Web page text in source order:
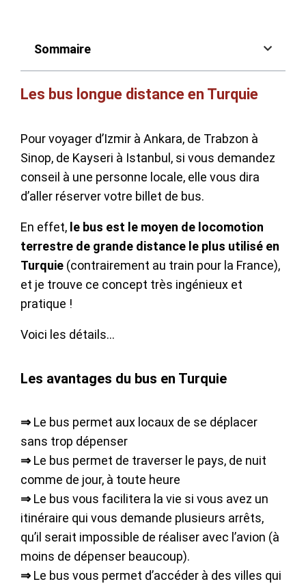
Sommaire
Les bus longue distance en Turquie
Pour voyager d’Izmir à Ankara, de Trabzon à
Sinop, de Kayseri à Istanbul, si vous demandez
conseil à une personne locale, elle vous dira
d’aller réserver votre billet de bus.
En effet, le bus est le moyen de locomotion
terrestre de grande distance le plus utilisé en
Turquie (contrairement au train pour la France),
et je trouve ce concept très ingénieux et
pratique !
Voici les détails…
Les avantages du bus en Turquie
⇒ Le bus permet aux locaux de se déplacer
sans trop dépenser
⇒ Le bus permet de traverser le pays, de nuit
comme de jour, à toute heure
⇒ Le bus vous facilitera la vie si vous avez un
itinéraire qui vous demande plusieurs arrêts,
qu’il serait impossible de réaliser avec l’avion (à
moins de dépenser beaucoup).
⇒ Le bus vous permet d’accéder à des villes qui